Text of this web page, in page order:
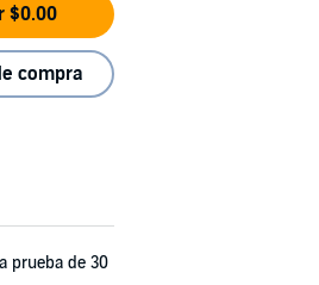
$0.00
compra
prueba de 30